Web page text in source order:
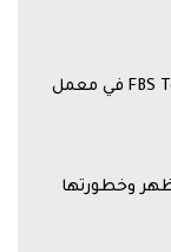
سعر تحليل سكر صائم FBS Test في معمل
وخطورتها